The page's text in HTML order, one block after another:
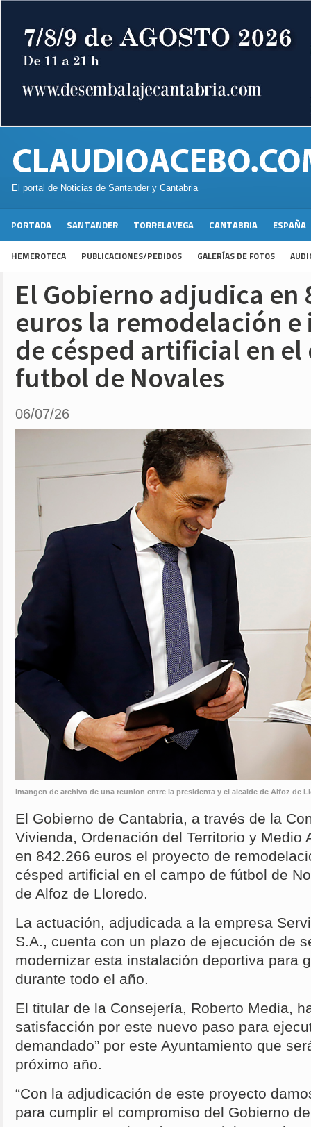
El portal de Noticias de Santander y Cantabria
PORTADA SANTANDER TORRELAVEGA CANTABRIA ESPAÑA
HEMEROTECA PUBLICACIONES/PEDIDOS GALERÍAS DE FOTOS
El Gobierno adjudica en
euros la remodelación
de césped artificial en el
futbol de Novales
06/07/26
Imangen de archivo de una reunion entre la presidenta y el alcalde de Alfoz de
El Gobierno de Cantabria, a través de la
Vivienda, Ordenación del Territorio y Medio
en 842.266 euros el proyecto de
césped artificial en el campo de fútbol de
de Alfoz de Lloredo.
La actuación, adjudicada a la empresa
S.A., cuenta con un plazo de ejecución de
modernizar esta instalación deportiva para
durante todo el año.
El titular de la Consejería, Roberto Media,
satisfacción por este nuevo paso para
demandado” por este Ayuntamiento que
próximo año.
“Con la adjudicación de este proyecto
para cumplir el compromiso del Gobierno